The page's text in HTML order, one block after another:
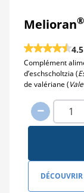
Melioran®
4.5
Complément
d’eschscholtzia (
de valériane (
DÉCOUVRIR